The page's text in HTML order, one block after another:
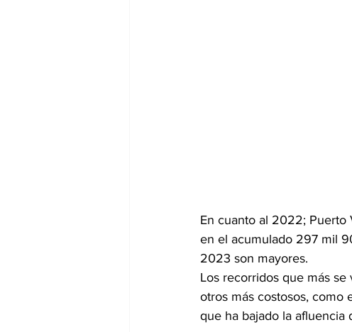
En cuanto al 2022; Puerto
en el acumulado 297 mil
2023 son mayores.
Los recorridos que más
otros más costosos, como
que ha bajado la afluencia